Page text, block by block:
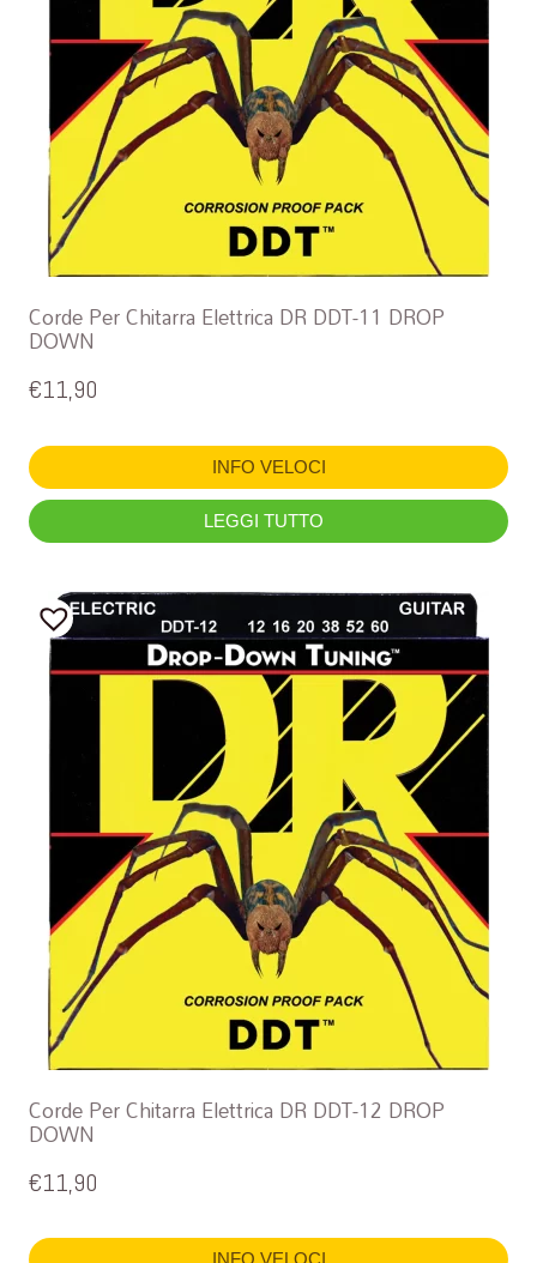
Corde Per Chitarra Elettrica DR DDT-11 DROP
DOWN
€11,90
INFO VELOCI
LEGGI TUTTO
Corde Per Chitarra Elettrica DR DDT-12 DROP
DOWN
€11,90